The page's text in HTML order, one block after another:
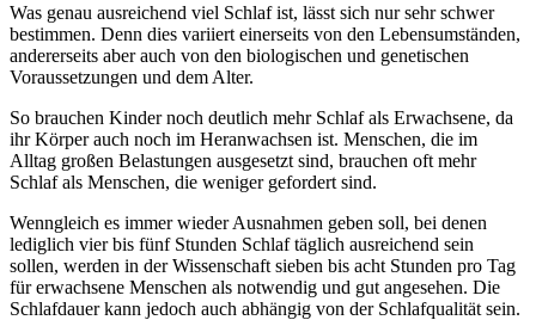
Was genau ausreichend viel Schlaf ist, lässt sich nur sehr schwer
bestimmen. Denn dies variiert einerseits von den Lebensumständen,
andererseits aber auch von den biologischen und genetischen
Voraussetzungen und dem Alter.
So brauchen Kinder noch deutlich mehr Schlaf als Erwachsene, da
ihr Körper auch noch im Heranwachsen ist. Menschen, die im
Alltag großen Belastungen ausgesetzt sind, brauchen oft mehr
Schlaf als Menschen, die weniger gefordert sind.
Wenngleich es immer wieder Ausnahmen geben soll, bei denen
lediglich vier bis fünf Stunden Schlaf täglich ausreichend sein
sollen, werden in der Wissenschaft sieben bis acht Stunden pro Tag
für erwachsene Menschen als notwendig und gut angesehen. Die
Schlafdauer kann jedoch auch abhängig von der Schlafqualität sein.